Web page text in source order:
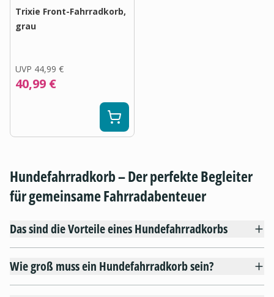
Trixie Front-Fahrradkorb,
grau
UVP 44,99 €
40,99 €
Hundefahrradkorb – Der perfekte Begleiter
für gemeinsame Fahrradabenteuer
Das sind die Vorteile eines Hundefahrradkorbs
Wie groß muss ein Hundefahrradkorb sein?